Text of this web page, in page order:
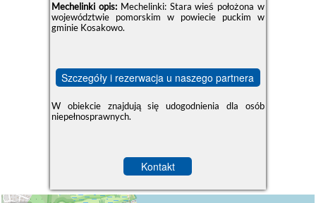
Mechelinki opis: Mechelinki: Stara wieś położona w
województwie pomorskim w powiecie puckim w
gminie Kosakowo.
Szczegóły i rezerwacja u naszego partnera
W obiekcie znajdują się udogodnienia dla osób
niepełnosprawnych.
Kontakt